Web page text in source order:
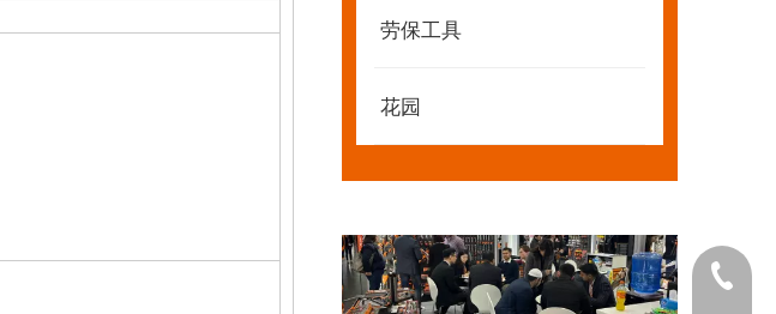
劳保工具
花园
2022-07-11
我们希望激励全世界的 DIY 爱好者享受独立承担
021